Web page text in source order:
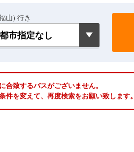
山) 行き
合致するバスがございません。
件を変えて、再度検索をお願い致します。